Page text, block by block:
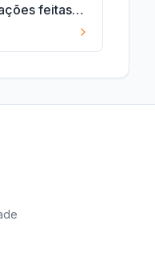
feitas